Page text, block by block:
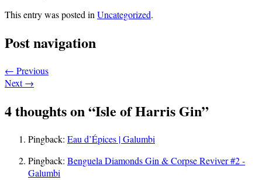
This entry was posted inUncategorized.
Post navigation
← Previous
Next→
4 thoughts on “Isle of Harris Gin”
Pingback: Eau d’Épices | Galumbi
Pingback: Benguela Diamonds Gin & Corpse Reviver #2 -
Galumbi